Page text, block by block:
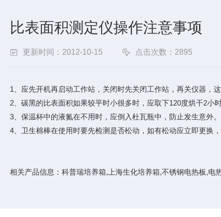
比表面积测定仪操作注意事项
更新时间：2012-10-15 点击次数：2895
1、应先开机再启动工作站，关闭时先关闭工作站，再关仪器，
2、碳黑的比表面积如果较平时小很多时，应取下120度烘干2小
3、保温杯中的液氮在不用时，应倒入杜瓦瓶中，防止发生意外。
4、卫生棉棒在使用时要先检测是否松动，如有松动应立即更换
相关产品信息： 科普瑞培养箱, 上海生化培养箱,不锈钢电热板,电